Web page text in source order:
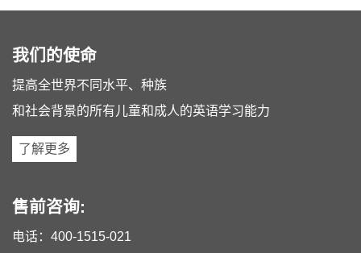
我们的使命
提高全世界不同水平、种族
和社会背景的所有儿童和成人的英语学习能力
了解更多
售前咨询:
电话： 400-1515-021